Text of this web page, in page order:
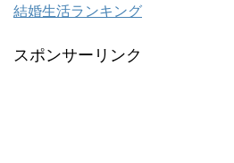
結婚生活ランキング
スポンサーリンク